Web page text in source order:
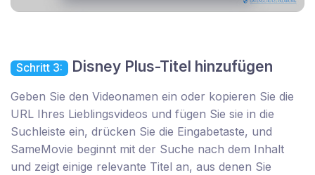
Schritt 3: Disney Plus-Titel hinzufügen
Geben Sie den Videonamen ein oder kopieren Sie die
URL Ihres Lieblingsvideos und fügen Sie sie in die
Suchleiste ein, drücken Sie die Eingabetaste, und
SameMovie beginnt mit der Suche nach dem Inhalt
und zeigt einige relevante Titel an, aus denen Sie